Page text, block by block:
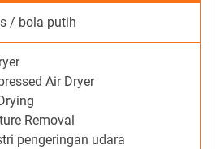
/ bola putih
Air Dryer
Removal
pengeringan udara